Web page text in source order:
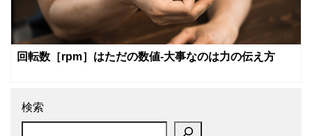
回転数［rpm］はただの数値‐大事なのは力の伝え方
検索